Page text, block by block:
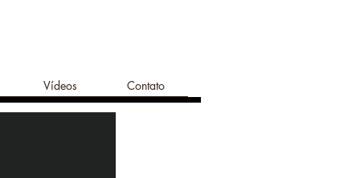
Vídeos Contato